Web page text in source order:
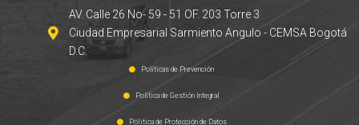
AV. Calle 26 No- 59 - 51 OF. 203 Torre 3
Ciudad Empresarial Sarmiento Angulo - CEMSA Bogotá
D.C.
Políticas de Prevención
Política de Gestión Integral
Pólitica de Protección de Datos